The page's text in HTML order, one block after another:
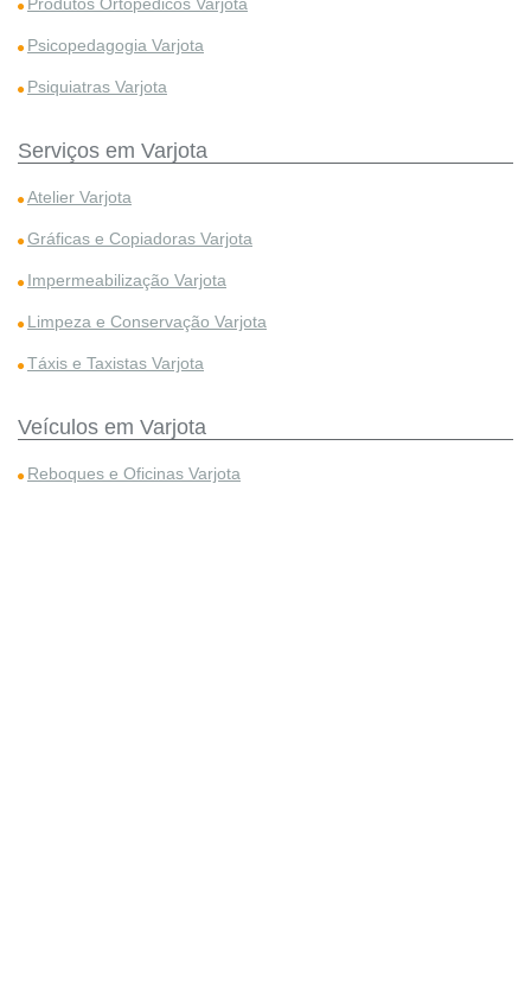
Psicopedagogia Varjota
Psiquiatras Varjota
Serviços em Varjota
Atelier Varjota
Gráficas e Copiadoras Varjota
Impermeabilização Varjota
Limpeza e Conservação Varjota
Táxis e Taxistas Varjota
Veículos em Varjota
Reboques e Oficinas Varjota